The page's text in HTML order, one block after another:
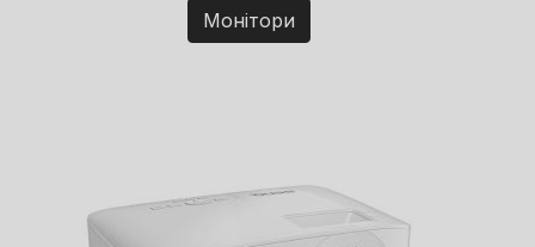
Монітори